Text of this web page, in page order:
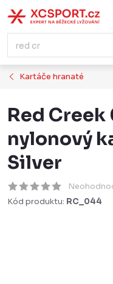
na
obsah
Kartáče hranaté
Red
nylonový
Silver
Kód produktu: RC_044